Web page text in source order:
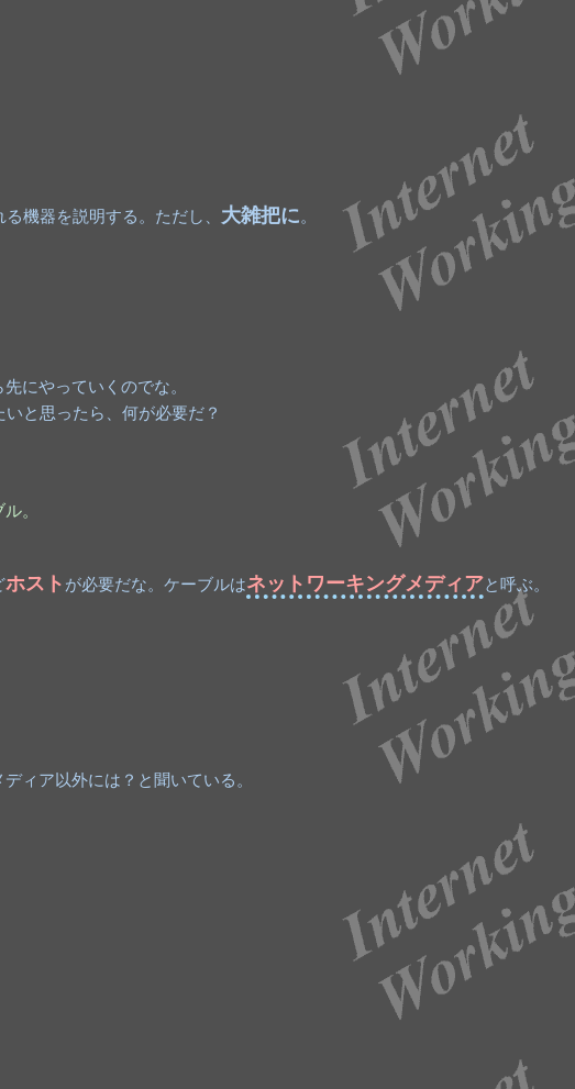
機器を説明する。ただし、 大雑把に。
にやっていくのでな。
と思ったら、何が必要だ？
。
ホスト が必要だな。ケーブルはネットワーキングメディアと呼ぶ。
ィア以外には？と聞いている。